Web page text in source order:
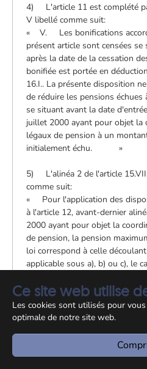
Ce site web utilise
Les cookies sont utilisés pour
optimale de notre site web.
4) L'article 11 est complété
V libellé comme suit:
« V. Les bonifications
présent article sont censées
après la date de la cessation
bonifiée est portée en
16.I.. La présente disposition
de réduire les pensions
se situant avant la date
juillet 2000 ayant pour objet la
légaux de pension à un
initialement échu. »
5) L'alinéa 2 de l'article
comme suit:
« Pour l'application des
à l'article 12, avant-dernier
2000 ayant pour objet la
de pension, la pension
loi correspond à celle
applicable sous a), b) ou c), le
suivants à l'égard des
6) A l'article 54., paragraphe
« Néanmoins, en cas
pension est due avec effet